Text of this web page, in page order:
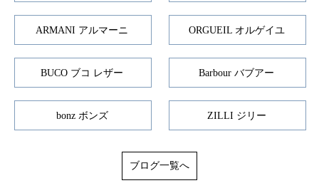
ARMANI アルマーニ ORGUEIL オルゲイユ
BUCO ブコ レザー Barbour バブアー
bonz ボンズ ZILLI ジリー
ブログ一覧へ